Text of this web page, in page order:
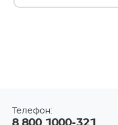
Телефон: